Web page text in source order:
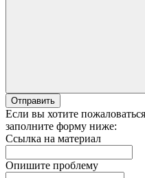
Отправить
Если вы хотите
заполните форму ниже:
Ссылка на материал
Опишите проблему